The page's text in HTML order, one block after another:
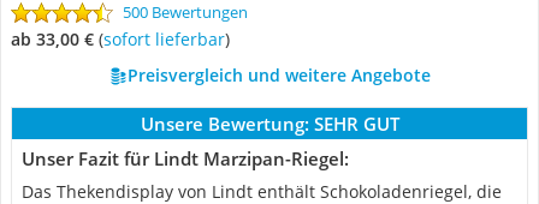
500 Bewertungen
ab 33,00 € ( Sofort lieferbar)
Preisvergleich und weitere Angebote
Unsere Bewertung: SEHR GUT
Unser Fazit für Lindt Marzipan-Riegel:
Das Thekendisplay von Lindt enthält Schokoladenriegel, die